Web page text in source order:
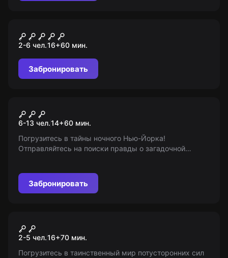
Ограбление века
2-6 чел.16+60 мин.
Забронировать
Ночная попутчица
6-13 чел.14+60 мин.
Погрузитесь в тайны ночного Нью-Йорка!
Отправляйтесь на поиски правды о загадочной
Забронировать
Незваные гости
2-5 чел.16+70 мин.
Погрузитесь в таинственный мир потусторонних сил